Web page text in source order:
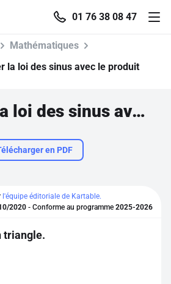
01 76 38 08 47
gratuitement
de 10 contenus offerts.
Mathématiques
la loi des sinus avec le produit
Démontrer la loi des sinus avec le produit scalaire
en PDF
l'équipe éditoriale de Kartable.
2020 - Conforme au programme 2025-2026
triangle.